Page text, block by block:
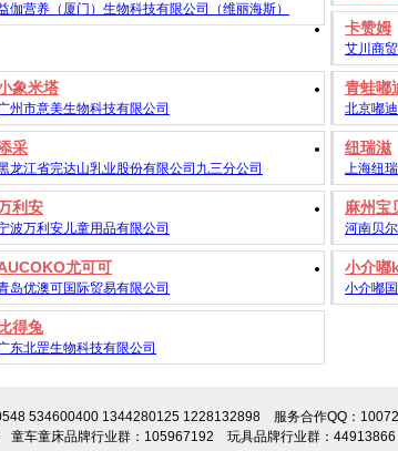
伽营养（厦门）生物科技有限公司（维丽海斯）
卡赞姆
艾川商
象米塔
州市意美生物科技有限公司
青蛙嘟
北京嘟
采
龙江省完达山乳业股份有限公司九三分公司
纽瑞滋
上海纽
利安
波万利安儿童用品有限公司
麻州宝
河南贝
尤可可
岛优澳可国际贸易有限公司
小介嘟
小介嘟
比得兔
东北罡生物科技有限公司
534600400 1344280125 1228132898 服务合作QQ：
车童床品牌行业群：105967192 玩具品牌行业群：44913866